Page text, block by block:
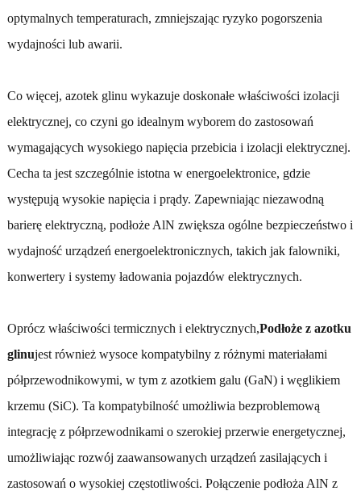
optymalnych temperaturach, zmniejszając ryzyko pogorszenia
wydajności lub awarii.
Co więcej, azotek glinu wykazuje doskonałe właściwości izolacji
elektrycznej, co czyni go idealnym wyborem do zastosowań
wymagających wysokiego napięcia przebicia i izolacji elektrycznej.
Cecha ta jest szczególnie istotna w energoelektronice, gdzie
występują wysokie napięcia i prądy. Zapewniając niezawodną
barierę elektryczną, podłoże AlN zwiększa ogólne bezpieczeństwo i
wydajność urządzeń energoelektronicznych, takich jak falowniki,
konwertery i systemy ładowania pojazdów elektrycznych.
Oprócz właściwości termicznych i elektrycznych,Podłoże z azotku
glinujest również wysoce kompatybilny z różnymi materiałami
półprzewodnikowymi, w tym z azotkiem galu (GaN) i węglikiem
krzemu (SiC). Ta kompatybilność umożliwia bezproblemową
integrację z półprzewodnikami o szerokiej przerwie energetycznej,
umożliwiając rozwój zaawansowanych urządzeń zasilających i
zastosowań o wysokiej częstotliwości. Połączenie podłoża AlN z